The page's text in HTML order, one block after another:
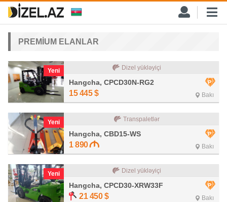
PREMİUM ELANLAR
Yeni Dizel yükləyiçi
Hangcha, CPCD30N-RG2
15 445 $ Bakı
Yeni Transpaletlər
Hangcha, CBD15-WS
1 890 Bakı
Yeni Dizel yükləyiçi
Hangcha, CPCD30-XRW33F
21 450 $ Bakı